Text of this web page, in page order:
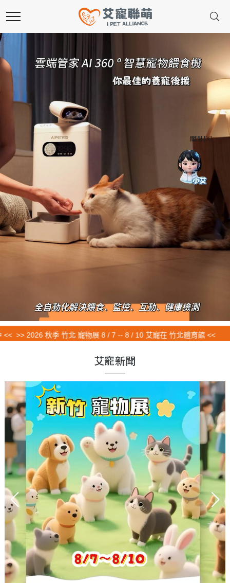
秋季 竹北 寵物展 8 / 7 -- 8 / 10 艾寵在 竹北體育館 <<
艾寵新聞
關閉 [X]